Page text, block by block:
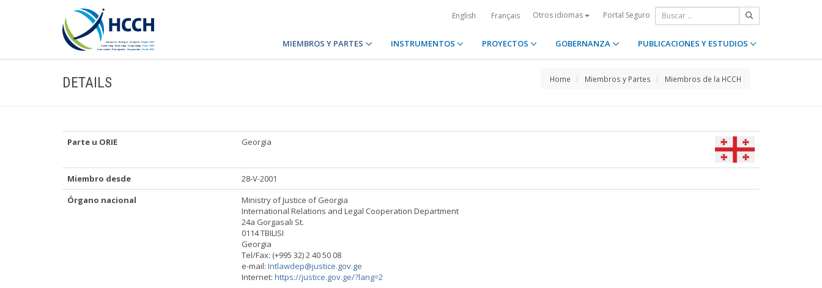
English Français Otros idiomas Portal Seguro
MIEMBROS Y PARTES INSTRUMENTOS PROYECTOS GOBERNANZA PUBLICACIONES Y ESTUDIOS
DETAILS Home Miembros y Partes Miembros de la HCCH
Parte u ORIE Georgia
Miembro desde
28-V-2001
Órgano nacional
Ministry of Justice of Georgia
International Relations and Legal Cooperation Department
24a Gorgasali St.
0114 TBILISI
Georgia
Tel/Fax: (+995 32) 2 40 50 08
e-mail: Intlawdep@justice.gov.ge
Internet: https://justice.gov.ge/?lang=2